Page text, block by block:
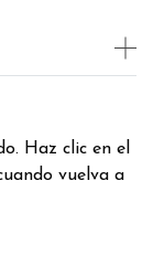
Haz clic en el
vuelva a